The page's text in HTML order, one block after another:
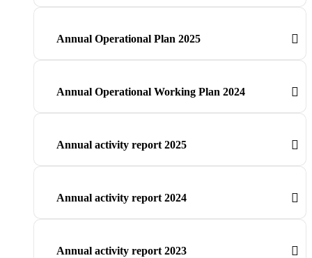
Annual Operational Plan 2025
Annual Operational Working Plan 2024
Annual activity report 2025
Annual activity report 2024
Annual activity report 2023